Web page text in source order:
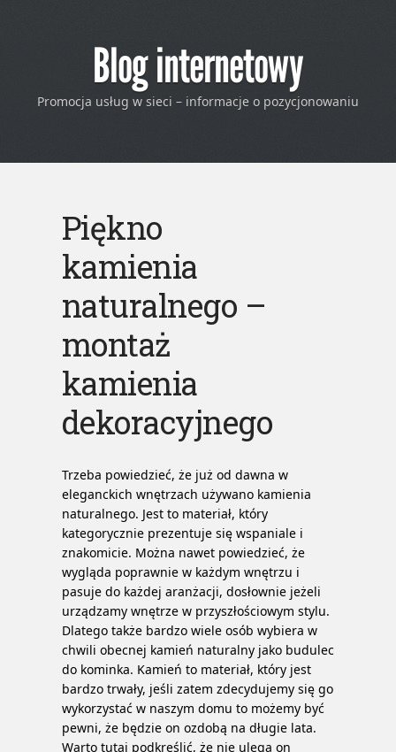
Blog internetowy
Promocja usług w sieci – informacje o pozycjonowaniu
Piękno
kamienia
naturalnego –
montaż
kamienia
dekoracyjnego
Trzeba powiedzieć, że już od dawna w
eleganckich wnętrzach używano kamienia
naturalnego. Jest to materiał, który
kategorycznie prezentuje się wspaniale i
znakomicie. Można nawet powiedzieć, że
wygląda poprawnie w każdym wnętrzu i
pasuje do każdej aranżacji, dosłownie jeżeli
urządzamy wnętrze w przyszłościowym stylu.
Dlatego także bardzo wiele osób wybiera w
chwili obecnej kamień naturalny jako budulec
do kominka. Kamień to materiał, który jest
bardzo trwały, jeśli zatem zdecydujemy się go
wykorzystać w naszym domu to możemy być
pewni, że będzie on ozdobą na długie lata.
Warto tutaj podkreślić, że nie ulega on